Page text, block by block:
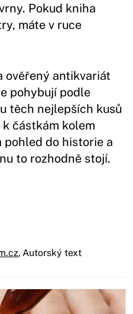
Pokud kniha
máte v ruce
ověřený antikvariát
pohybují podle
těch nejlepších kusů
částkám kolem
do historie a
to rozhodně stojí.
, Autorský text